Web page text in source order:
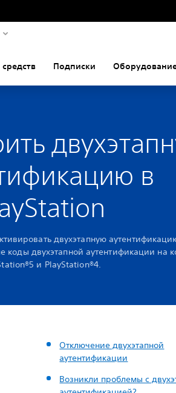
Подписки
в
двухэтапную
коды двухэтапной аутентификации на
и PlayStation®4.
Отключение двухэтапной
аутентификации
Возникли проблемы с